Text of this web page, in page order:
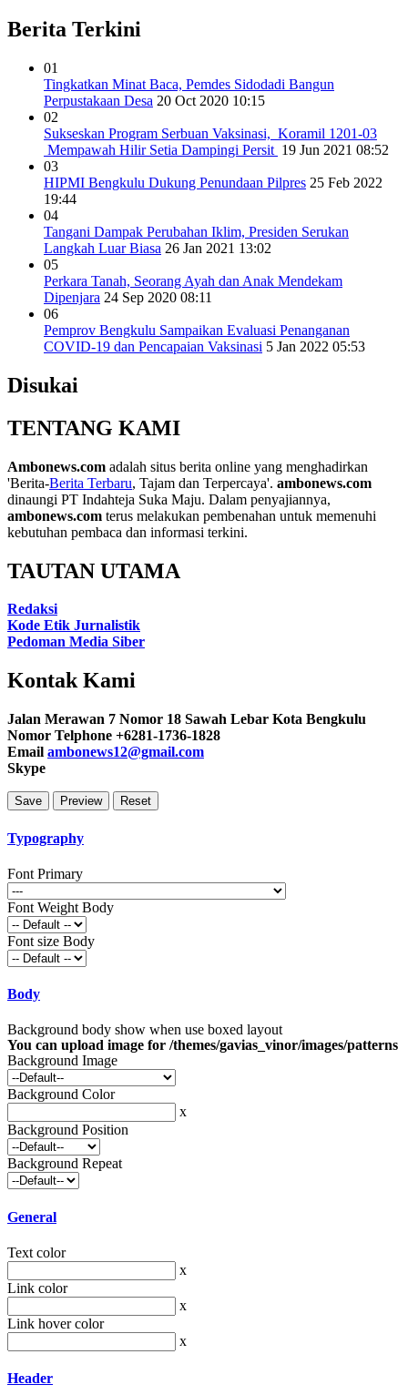
Berita Terkini
01
Tingkatkan Minat Baca, Pemdes Sidodadi Bangun
Perpustakaan Desa 20 Oct 2020 10:15
02
Sukseskan Program Serbuan Vaksinasi, Koramil 1201-03
Mempawah Hilir Setia Dampingi Persit 19 Jun 2021 08:52
03
HIPMI Bengkulu Dukung Penundaan Pilpres 25 Feb 2022
19:44
04
Tangani Dampak Perubahan Iklim, Presiden Serukan
Langkah Luar Biasa 26 Jan 2021 13:02
05
Perkara Tanah, Seorang Ayah dan Anak Mendekam
Dipenjara 24 Sep 2020 08:11
06
Pemprov Bengkulu Sampaikan Evaluasi Penanganan
COVID-19 dan Pencapaian Vaksinasi 5 Jan 2022 05:53
Disukai
TENTANG KAMI
Ambonews.com adalah situs berita online yang menghadirkan
'Berita-Berita Terbaru, Tajam dan Terpercaya'. ambonews.com
dinaungi PT Indahteja Suka Maju. Dalam penyajiannya,
ambonews.com terus melakukan pembenahan untuk memenuhi
kebutuhan pembaca dan informasi terkini.
TAUTAN UTAMA
Redaksi
Kode Etik Jurnalistik
Pedoman Media Siber
Kontak Kami
Jalan Merawan 7 Nomor 18 Sawah Lebar Kota Bengkulu
Nomor Telphone +6281-1736-1828
Email ambonews12@gmail.com
Skype
Typography
Font Primary
Font Weight Body
Font size Body
Body
Background body show when use boxed layout
You can upload image for /themes/gavias_vinor/images/patterns
Background Image
Background Color
x
Background Position
Background Repeat
General
Text color
x
Link color
x
Link hover color
x
Header